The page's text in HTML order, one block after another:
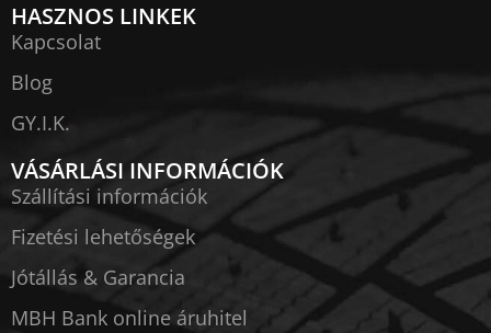
HASZNOS LINKEK
Kapcsolat
Blog
GY.I.K.
VÁSÁRLÁSI INFORMÁCIÓK
Szállítási információk
Fizetési lehetőségek
Jótállás & Garancia
MBH Bank online áruhitel